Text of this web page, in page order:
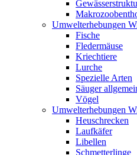
Umwelterhebungen
Fische
Fledermäuse
Kriechtiere
Lurche
Spezielle Arten
Säuger
Vögel
Umwelterhebungen
Heuschrecken
Laufkäfer
Libellen
Schmetterlinge